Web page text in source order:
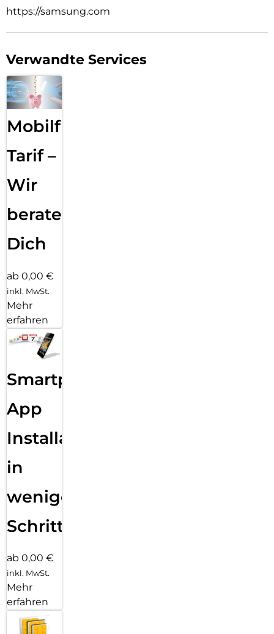
https://samsung.com
Verwandte Services
Mobilfunk
Tarif –
Wir
beraten
Dich
ab 0,00 €
inkl. MwSt.
Mehr
erfahren
Smartphone
App
Installation
in
wenigen
Schritten
ab 0,00 €
inkl. MwSt.
Mehr
erfahren